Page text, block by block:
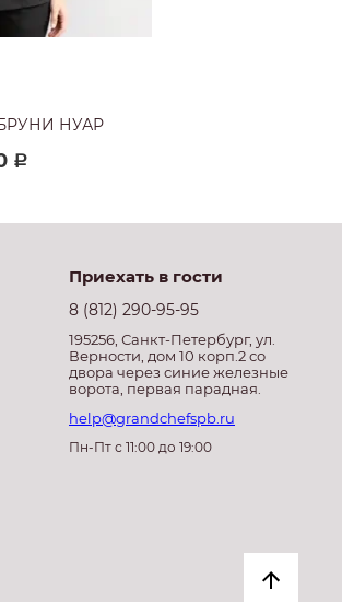
НУАР
Р
Приехать в гости
8 (812) 290-95-95
195256, Санкт-Петербург, ул.
Верности, дом 10 корп.2 со
двора через синие железные
ворота, первая парадная.
help@grandchefspb.ru
Пн-Пт с 11:00 до 19:00